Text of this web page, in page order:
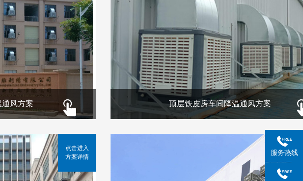
通风方案 顶层铁皮房车间降温通风方案
点击进入
方案详情
服务热线